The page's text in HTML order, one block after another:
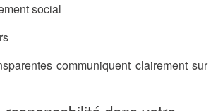
social
communiquent clairement sur